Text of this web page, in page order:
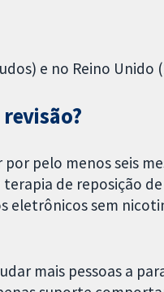
e no Reino Unido
pelo menos seis
de reposição
eletrônicos sem
mais pessoas a